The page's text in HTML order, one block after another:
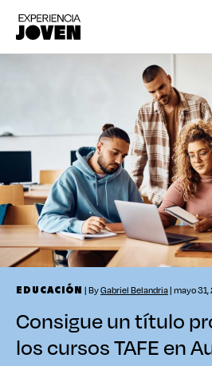
EDUCACIÓN | ByGabriel Belandria| mayo
Consigue un título
los cursos TAFE en